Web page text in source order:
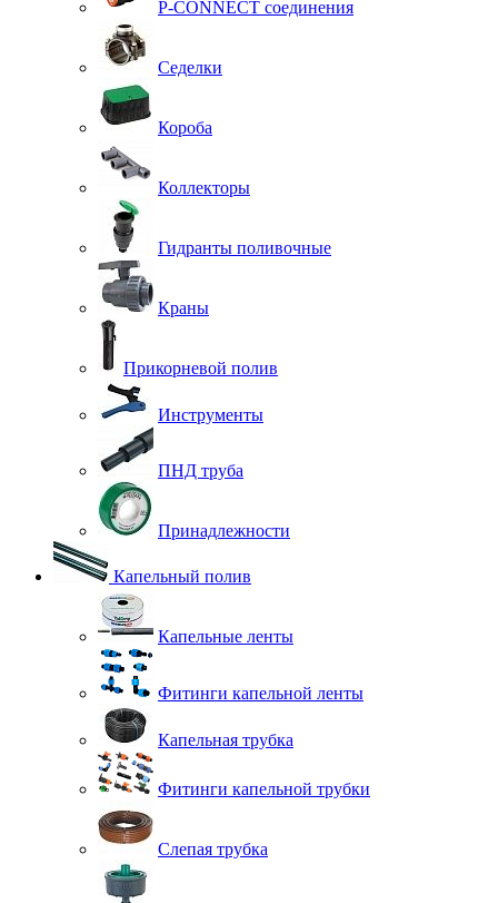
P-CONNECT соединения
Седелки
Короба
Коллекторы
Гидранты поливочные
Краны
Прикорневой полив
Инструменты
ПНД труба
Принадлежности
Капельный полив
Капельные ленты
Фитинги капельной ленты
Капельная трубка
Фитинги капельной трубки
Слепая трубка